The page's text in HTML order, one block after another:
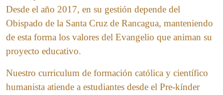
Desde el año 2017, en su gestión depende del
Obispado de la Santa Cruz de Rancagua, manteniendo
de esta forma los valores del Evangelio que animan su
proyecto educativo.
Nuestro curriculum de formación católica y científico
humanista atiende a estudiantes desde el Pre-kínder